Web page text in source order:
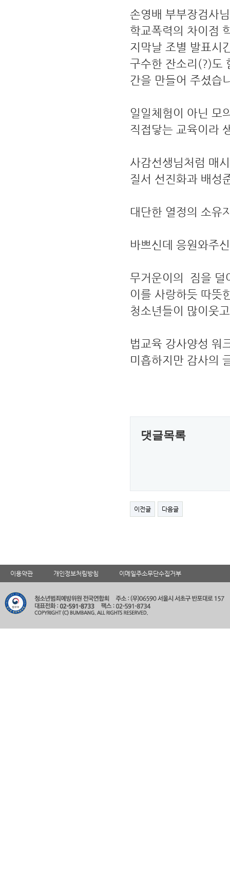
손영배 부부장검사
학교폭력의 차이점
지막날 조별 발표시
구수한 잔소리(?)도
간을 만들어 주셨습
일일체험이 아닌 모
직접닿는 교육이라
사감선생님처럼 매
질서 선진화과 배성
대단한 열정의 소유
바쁘신데 응원와주
무거운이의 짐을 덜
이를 사랑하듯 따뜻
청소년들이 많이웃
법교육 강사양성 워
미흡하지만 감사의
댓글목록
이전글 다음글
이용약관 개인정보처림방침 이메일주소무단수집거부